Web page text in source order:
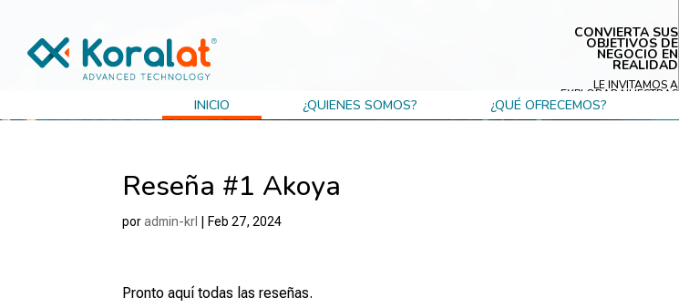
CONVIERTA SUS
OBJETIVOS DE
NEGOCIO EN
REALIDAD
LE INVITAMOS A
EXPLORAR NUESTRAS
INICIO ¿QUIENES SOMOS? ¿QUÉ OFRECEMOS?
Reseña #1 Akoya
poradmin-krl Feb 27, 2024
Pronto aquí todas las reseñas.